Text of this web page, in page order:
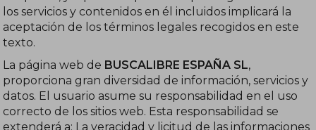
los servicios y contenidos en él incluidos implicará la
aceptación de los términos legales recogidos en este
texto.
La página web de BUSCALIBRE ESPAÑA SL,
proporciona gran diversidad de información, servicios y
datos. El usuario asume su responsabilidad en el uso
correcto de los sitios web. Esta responsabilidad se
extenderá a: La veracidad y licitud de las informaciones